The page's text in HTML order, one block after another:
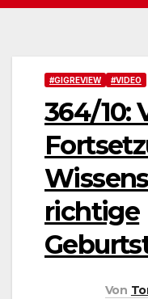
#GIGREVIEW #VIDEO
364/10:
richtige
Von